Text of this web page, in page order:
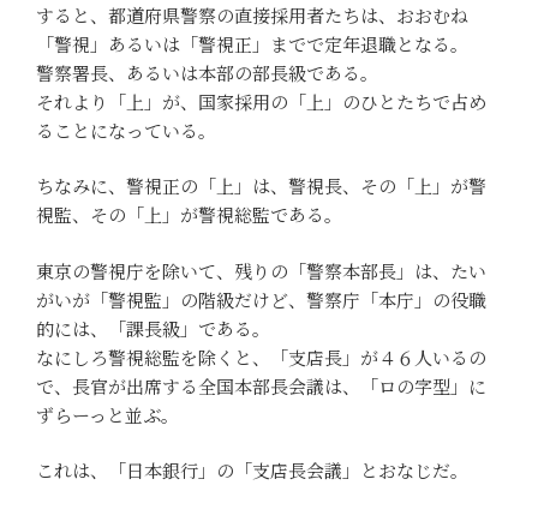
すると、都道府県警察の直接採用者たちは、おおむね
「警視」あるいは「警視正」までで定年退職となる。
警察署長、あるいは本部の部長級である。
それより「上」が、国家採用の「上」のひとたちで占め
ることになっている。
ちなみに、警視正の「上」は、警視長、その「上」が警
視監、その「上」が警視総監である。
東京の警視庁を除いて、残りの「警察本部長」は、たい
がいが「警視監」の階級だけど、警察庁「本庁」の役職
的には、「課長級」である。
なにしろ警視総監を除くと、「支店長」が４６人いるの
で、長官が出席する全国本部長会議は、「ロの字型」に
ずらーっと並ぶ。
これは、「日本銀行」の「支店長会議」とおなじだ。